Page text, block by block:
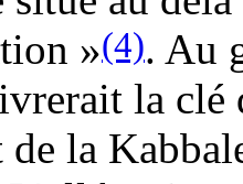
(4). Au
la clé
la